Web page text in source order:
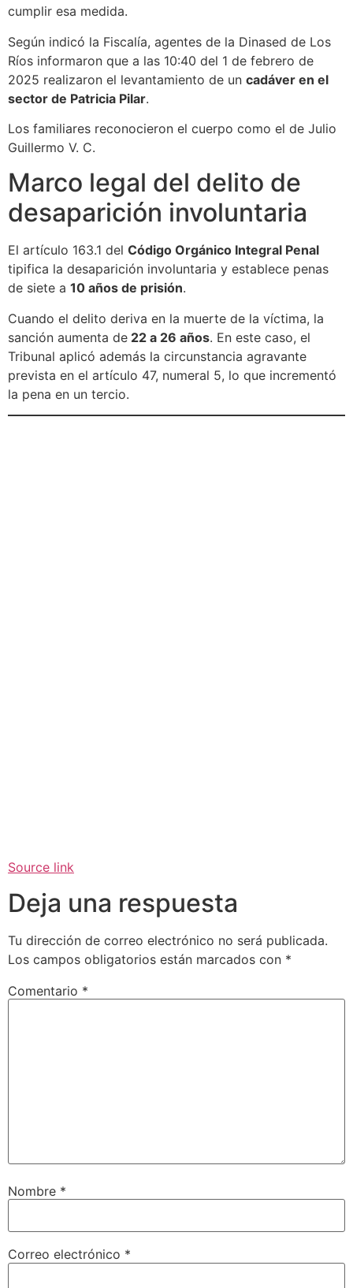
cumplir esa medida.
Según indicó la Fiscalía, agentes de la Dinased de Los
Ríos informaron que a las 10:40 del 1 de febrero de
2025 realizaron el levantamiento de un cadáver en el
sector de Patricia Pilar.
Los familiares reconocieron el cuerpo como el de Julio
Guillermo V. C.
Marco legal del delito de
desaparición involuntaria
El artículo 163.1 del Código Orgánico Integral Penal
tipifica la desaparición involuntaria y establece penas
de siete a 10 años de prisión.
Cuando el delito deriva en la muerte de la víctima, la
sanción aumenta de 22 a 26 años. En este caso, el
Tribunal aplicó además la circunstancia agravante
prevista en el artículo 47, numeral 5, lo que incrementó
la pena en un tercio.
Source link
Deja una respuesta
Tu dirección de correo electrónico no será publicada.
Los campos obligatorios están marcados con *
Comentario *
Nombre *
Correo electrónico *